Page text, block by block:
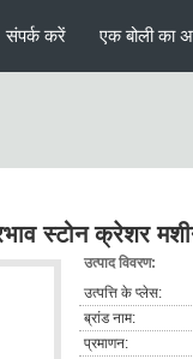
संपर्क करें एक बोली का
स्टोन क्रेशर
उत्पाद विवरण:
उत्पत्ति के प्लेस:
ब्रांड नाम:
प्रमाणन: